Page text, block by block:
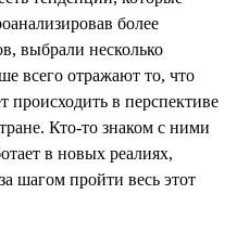
более
выбрали несколько
всего отражают то, что
происходить в перспективе
Кто-то знаком с ними
в новых реалиях,
шагом пройти весь этот